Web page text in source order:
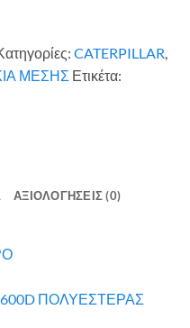
CATERPILLAR,
ΜΕΣΗΣ Ετικέτα:
ΑΞΙΟΛΟΓΉΣΕΙΣ (0)
600D ΠΟΛΥΕΣΤΕΡΑΣ